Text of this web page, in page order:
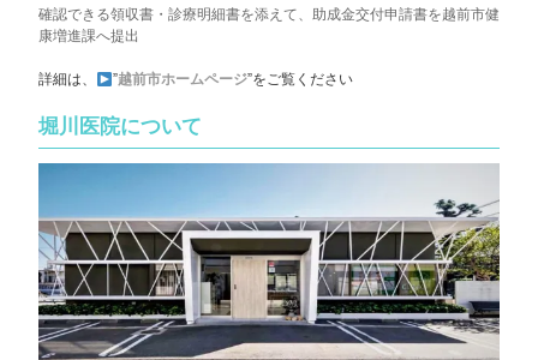
確認できる領収書・診療明細書を添えて、助成金交付申請書を越前市健
康増進課へ提出
詳細は、 ”越前市ホームページ”をご覧ください
堀川医院について